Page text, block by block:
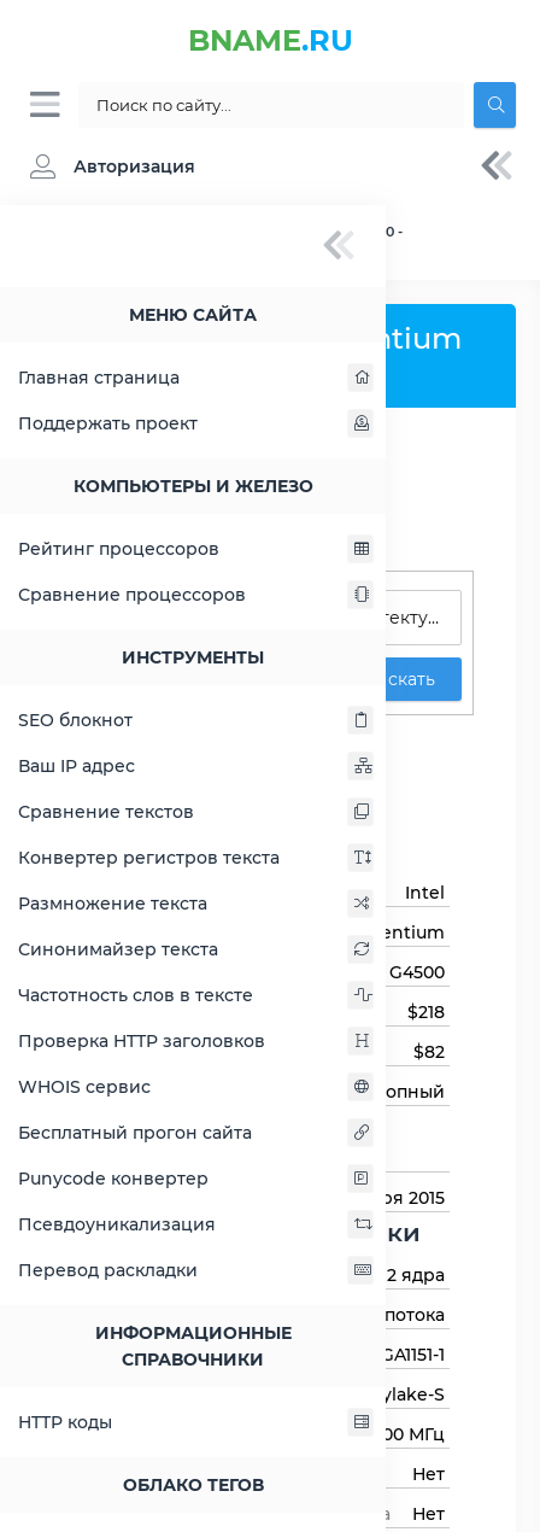
BNAME.RU
Авторизация
МЕНЮ САЙТА
Главная страница
Поддержать проект
КОМПЬЮТЕРЫ И ЖЕЛЕЗО
Рейтинг процессоров
Сравнение процессоров
ИНСТРУМЕНТЫ
SEO блокнот
Ваш IP адрес
Сравнение текстов
Конвертер регистров текста
Размножение текста
Синонимайзер текста
Частотность слов в тексте
Проверка HTTP заголовков
WHOIS сервис
Бесплатный прогон сайта
Punycode конвертер
Псевдоуникализация
Перевод раскладки
ИНФОРМАЦИОННЫЕ
СПРАВОЧНИКИ
HTTP коды
ОБЛАКО ТЕГОВ
» Процессор Intel Pentium G4500 -
Процессор Intel Pentium
Искать
Pentium G4500
Основная информация
Intel
Pentium
G4500
$218
Цена на момент выхода
$82
Тип процессора
Десктопный
НазначениеДля настольных
1 сентября 2015
Основные харктеристики
Количество ядер
2 ядра
2 потока
Сокет (разъём)
LGA1151-1
Skylake-S
Базовая частота
3500 МГц
Авторазгон
Нет
Свободный множитель процессора
Нет